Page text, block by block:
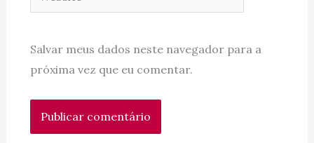
Salvar meus dados neste navegador para a
próxima vez que eu comentar.